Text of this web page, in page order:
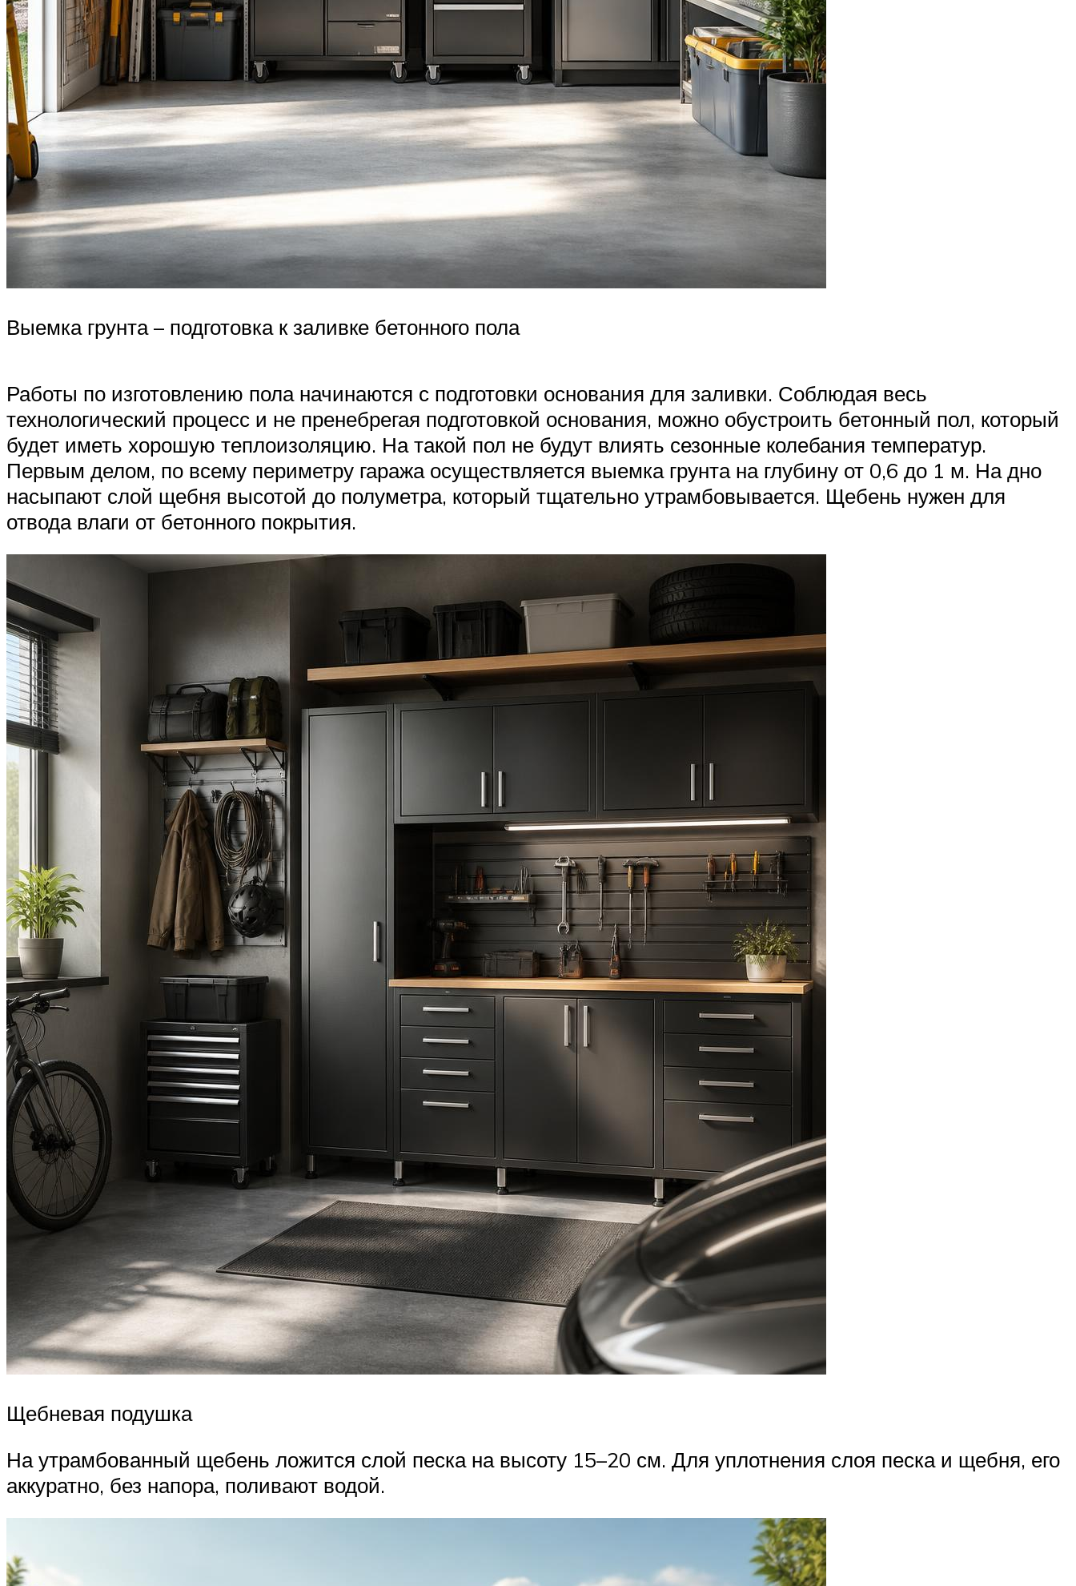
Выемка грунта – подготовка к заливке бетонного пола
Работы по изготовлению пола начинаются с подготовки основания для заливки. Соблюдая весь
технологический процесс и не пренебрегая подготовкой основания, можно обустроить бетонный пол, который
будет иметь хорошую теплоизоляцию. На такой пол не будут влиять сезонные колебания температур.
Первым делом, по всему периметру гаража осуществляется выемка грунта на глубину от 0,6 до 1 м. На дно
насыпают слой щебня высотой до полуметра, который тщательно утрамбовывается. Щебень нужен для
отвода влаги от бетонного покрытия.
Щебневая подушка
На утрамбованный щебень ложится слой песка на высоту 15–20 см. Для уплотнения слоя песка и щебня, его
аккуратно, без напора, поливают водой.